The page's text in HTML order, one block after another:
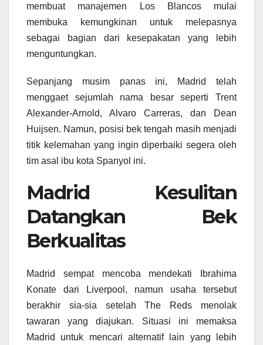
membuat manajemen Los Blancos mulai
membuka kemungkinan untuk melepasnya
sebagai bagian dari kesepakatan yang lebih
menguntungkan.
Sepanjang musim panas ini, Madrid telah
menggaet sejumlah nama besar seperti Trent
Alexander-Arnold, Alvaro Carreras, dan Dean
Huijsen. Namun, posisi bek tengah masih menjadi
titik kelemahan yang ingin diperbaiki segera oleh
tim asal ibu kota Spanyol ini.
Madrid Kesulitan
Datangkan Bek
Berkualitas
Madrid sempat mencoba mendekati Ibrahima
Konate dari Liverpool, namun usaha tersebut
berakhir sia-sia setelah The Reds menolak
tawaran yang diajukan. Situasi ini memaksa
Madrid untuk mencari alternatif lain yang lebih